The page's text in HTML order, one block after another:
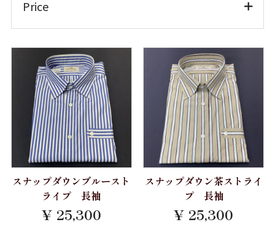
カジュアルシャツ 半袖
婦人シャツ M
婦人シャツ L
婦人シャツLL
パジャマ 紳士 M
パジャマ 紳士 L
パジャマ 紳士 LL
半袖
七分袖
LLサイズ
婦人シャツ
七分袖
パジャマ
紳士用 パジャマ
婦人用 パジャマ
トランクス
Brand
Getzner Textil AG
Stormtex
Honegger
GIZA45
ANTEKS
FILTEX
Ferno
Price
10,001円～20,000円
20,001円～30,000円
30,001円～40,000円
40,001円～50,000円
50,001円～
スナップダウンブルースト
ライプ 長袖
¥ 25,300
スナップダウン茶ストライ
プ 長袖
¥ 25,300